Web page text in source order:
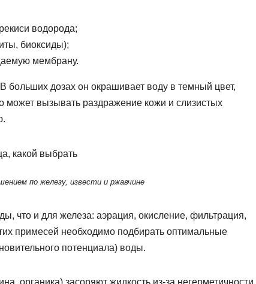
водорода;
биоксиды);
мембрану.
больших дозах он окрашивает воду в темный цвет,
может вызывать раздражение кожи и слизистых
по железу, извести и ржавчине
что и для железа: аэрация, окисление, фильтрация,
примесей необходимо подбирать оптимальные
потенциала) воды.